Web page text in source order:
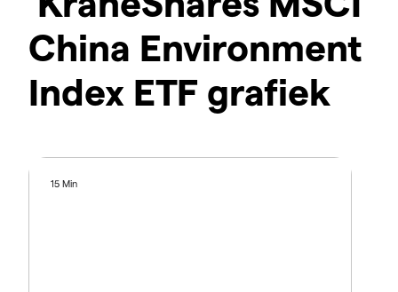
China Environment
Index ETF grafiek
15 Min